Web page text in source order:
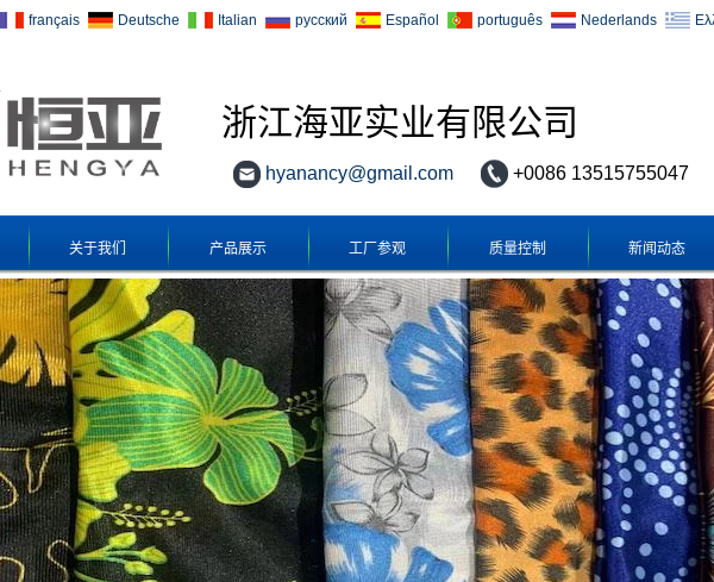
français Deutsche Italian русский Español português Nederlands
浙江海亚实业有限公司
hyanancy@gmail.com +0086 13515755047
关于我们 产品展示 工厂参观 质量控制 新闻动态